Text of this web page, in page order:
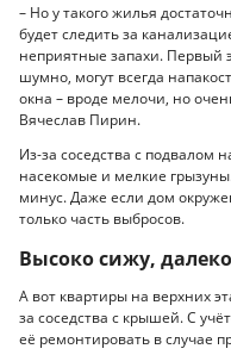
– Но у такого жилья
будет следить за
неприятные запахи. Первый
шумно, могут всегда
окна – вроде мелочи, но
Вячеслав Пирин.
Из-за соседства с подвалом
насекомые и мелкие
минус. Даже если дом
только часть выбросов.
Высоко сижу,
А вот квартиры на верхних
за соседства с крышей. С
её ремонтировать в случае